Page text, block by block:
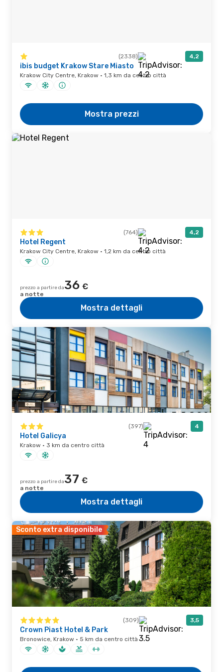
(2338) 4,2
ibis budget Krakow Stare Miasto
Krakow City Centre, Krakow · 1,3 km da centro città
Mostra prezzi
(764) 4,2
Hotel Regent
Krakow City Centre, Krakow · 1,2 km da centro città
prezzo a partire da36 €
a notte
Mostra dettagli
(397) 4
Hotel Galicya
Krakow · 3 km da centro città
prezzo a partire da37 €
a notte
Mostra dettagli
Sconto extra disponibile
(309) 3,5
Crown Piast Hotel & Park
Bronowice, Krakow · 5 km da centro città